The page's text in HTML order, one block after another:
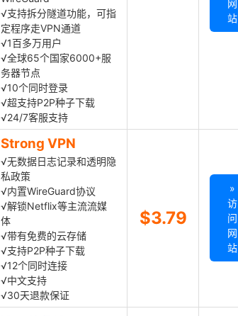
√支持拆分隧道功能，可指
定程序走VPN通道
√1百多万用户
√全球65个国家6000+服
务器节点
√10个同时登录
√超支持P2P种子下载
√24/7客服支持
网
站
Strong VPN
√无数据日志记录和透明隐
私政策
√内置WireGuard协议
√解锁Netflix等主流流媒
体
√带有免费的云存储
√支持P2P种子下载
√12个同时连接
√中文支持
√30天退款保证
$3.79
»
访
问
网
站